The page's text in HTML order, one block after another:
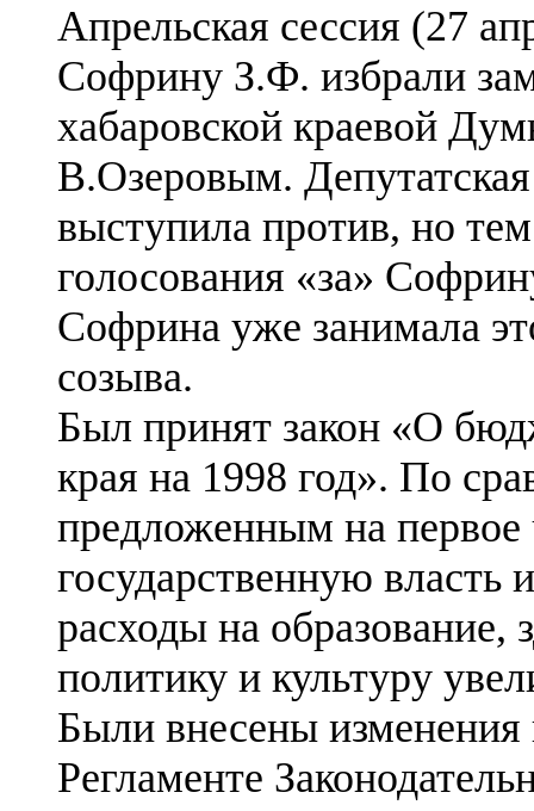
Апрельская сессия (27
Софрину З.Ф. избрали
хабаровской краевой
В.Озеровым.
выступила против, но
голосования «за»
Софрина уже занимала
созыва.
Был принят закон «О
края на 1998 год». По
предложенным на
государственную власть
расходы на образование,
политику и культуру
Были внесены
Регламенте